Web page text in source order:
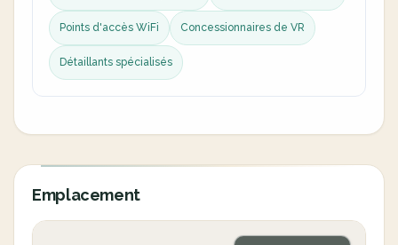
Points d'accès WiFi Concessionnaires de VR
Détaillants spécialisés
Emplacement